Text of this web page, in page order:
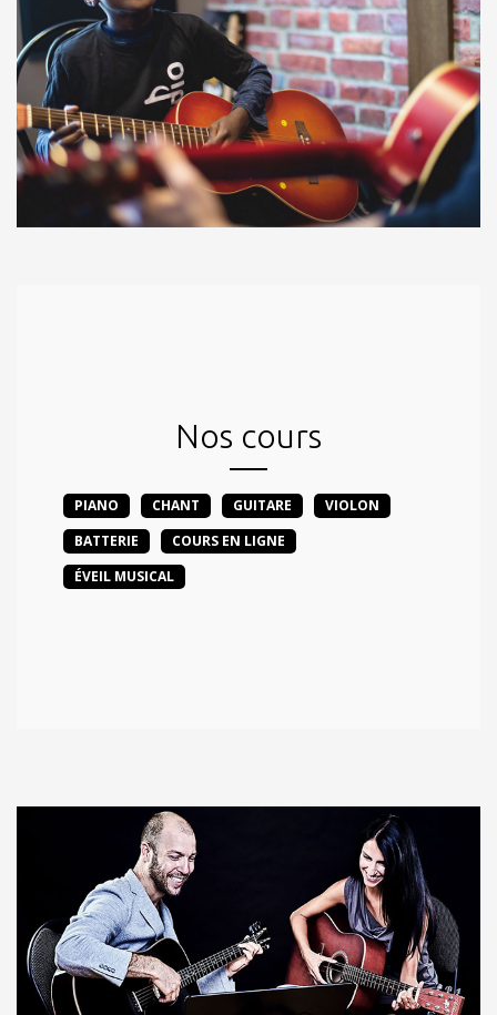
Nos cours
PIANO CHANT GUITARE
VIOLON
BATTERIE
COURS EN LIGNE
ÉVEIL MUSICAL